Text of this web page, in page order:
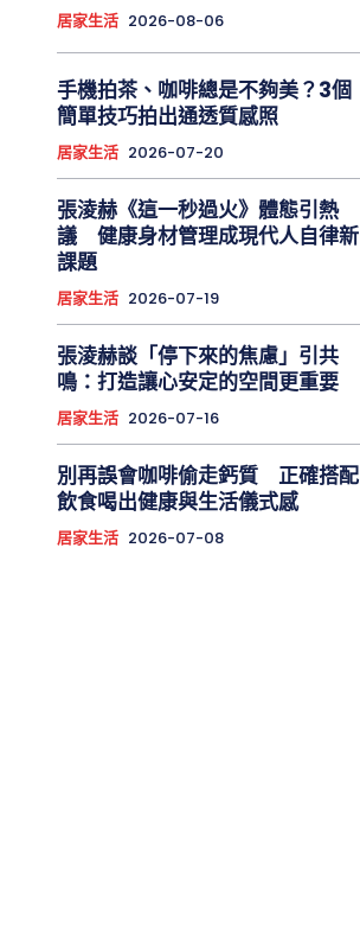
居家生活 2026-08-06
手機拍茶、咖啡總是不夠美？3個
簡單技巧拍出通透質感照
居家生活 2026-07-20
張淩赫《這一秒過火》體態引熱
議 健康身材管理成現代人自律新
課題
居家生活 2026-07-19
張淩赫談「停下來的焦慮」引共
鳴：打造讓心安定的空間更重要
居家生活 2026-07-16
別再誤會咖啡偷走鈣質 正確搭配
飲食喝出健康與生活儀式感
居家生活 2026-07-08